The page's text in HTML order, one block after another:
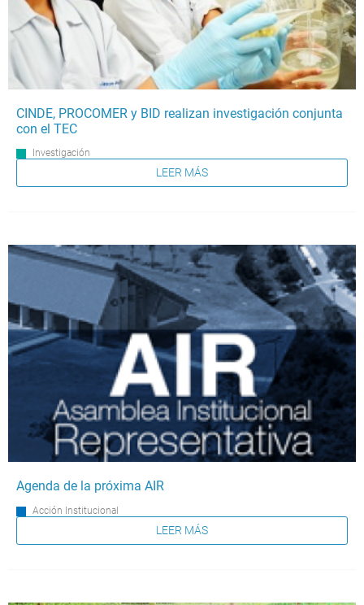
CINDE, PROCOMER y BID realizan investigación conjunta
con el TEC
Investigación
LEER MÁS
Agenda de la próxima AIR
Acción Institucional
LEER MÁS